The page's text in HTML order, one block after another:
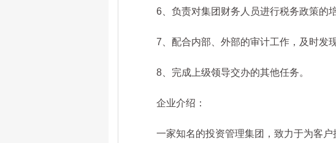
6、负责对集团财务人员进行税务政策的培
7、配合内部、外部的审计工作，及时发现
8、完成上级领导交办的其他任务。
企业介绍：
一家知名的投资管理集团，致力于为客户